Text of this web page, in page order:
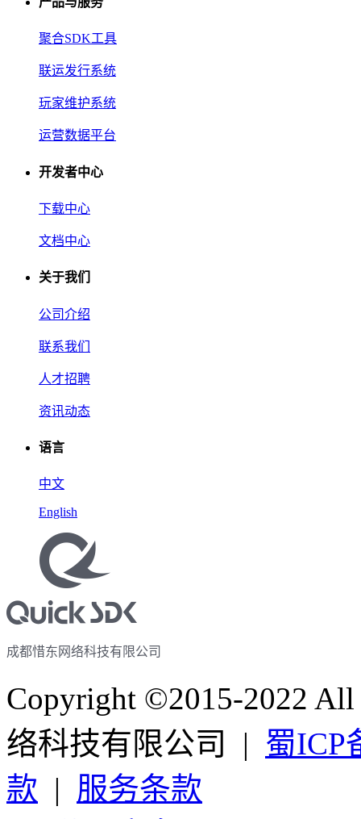
聚合SDK工具
联运发行系统
玩家维护系统
运营数据平台
开发者中心
下载中心
文档中心
关于我们
公司介绍
联系我们
人才招聘
资讯动态
语言
中文
English
成都惜东网络科技有限公司
Copyright ©2015-2022
络科技有限公司 | 蜀ICP
款 | 服务条款